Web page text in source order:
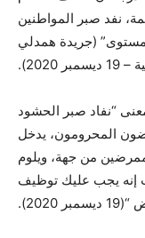
نفد صبر المواطنين
مستوى” (جريدة همدلي
2020).
“نفاد صبر الحشود
المحرومون، يدخل
من جهة، ويلوم
قلت إنه يجب عليك توظيف